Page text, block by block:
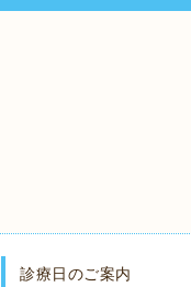
診療日のご案内